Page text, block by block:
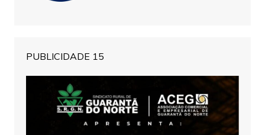
PUBLICIDADE 15